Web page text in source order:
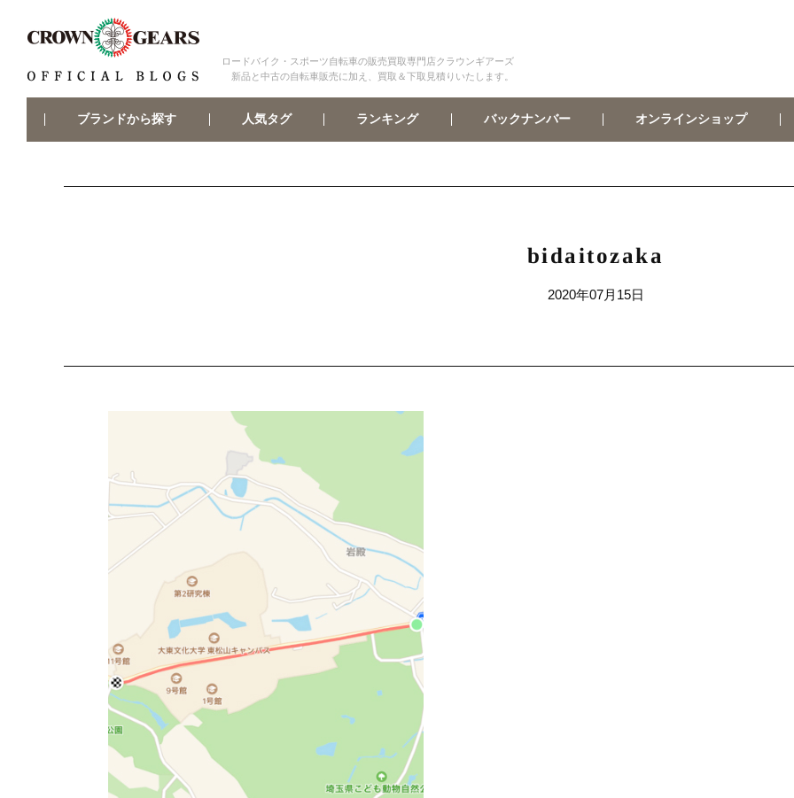
ロードバイク・スポーツ自転車の販売買取専門店クラウンギアーズ
新品と中古の自転車販売に加え、買取＆下取見積りいたします。
ブランドから探す 人気タグ ランキング バックナンバー オンラインショップ
bidaitozaka
2020年07月15日